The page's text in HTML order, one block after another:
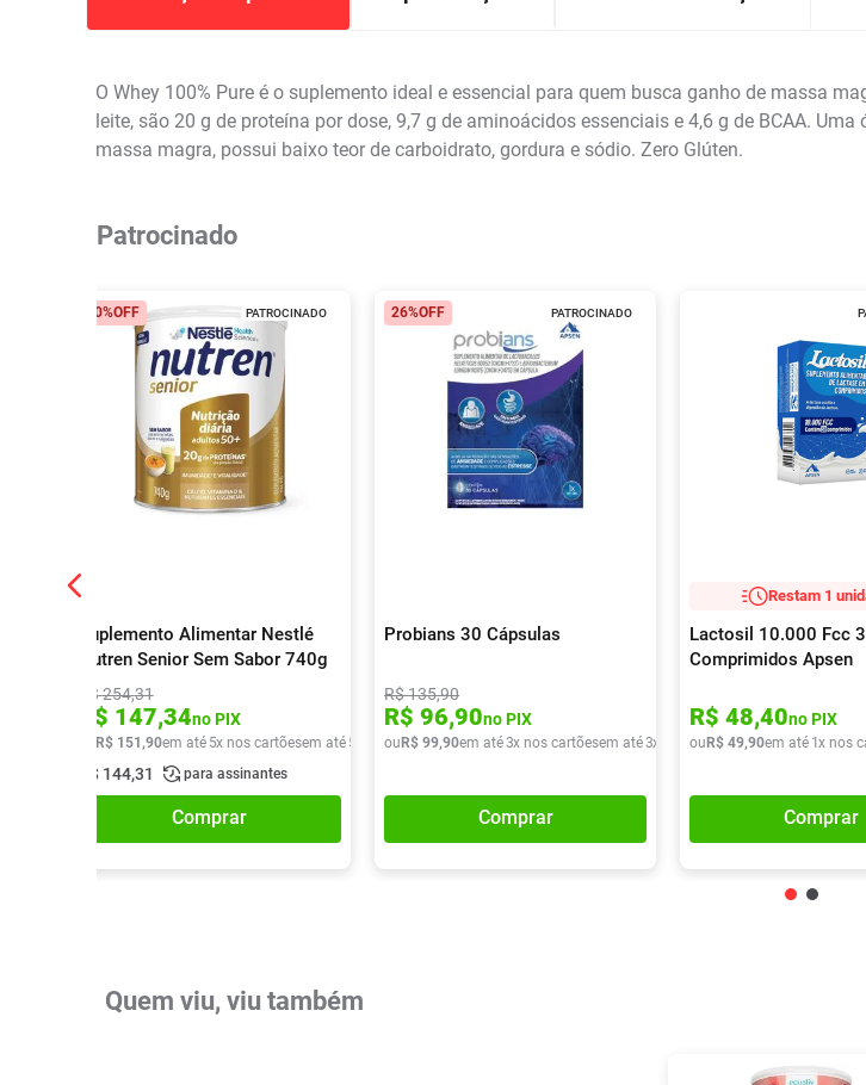
O Whey 100% Pure é o suplemento ideal e essencial para quem busca ganho de massa
leite, são 20 g de proteína por dose, 9,7 g de aminoácidos essenciais e 4,6 g de BCAA.
massa magra, possui baixo teor de carboidrato, gordura e sódio. Zero Glúten.
Patrocinado
PATROCINADO
40%OFF
Suplemento Alimentar Nestlé
Nutren Senior Sem Sabor 740g
R$254,31
R$ 147,34no PIX
R$ 151 ,90em até 5x nos cartõesem até 5 R$ 30 ,38
R$ 144,31 para assinantes
Comprar
PATROCINADO
26%OFF
Probians 30 Cápsulas
R$135,90
R$ 96,90no PIX
ou R$ 99,90em até3x nos cartõesem até3x de R$ 33,30
Comprar
Restam 1
Lactosil 10.000 Fcc
Comprimidos Apsen
R$ 48,40no PIX
ou R$ 49,90em até 1x nos
Comprar
Quem viu, viu também